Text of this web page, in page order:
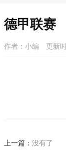
德甲联赛
作者：小编 更新
上一篇： 没有了